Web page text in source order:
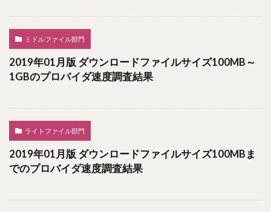
ミドルファイル部門
2019年01月版 ダウンロードファイルサイズ100MB～
1GBのプロバイダ速度調査結果
ライトファイル部門
2019年01月版 ダウンロードファイルサイズ100MBま
でのプロバイダ速度調査結果